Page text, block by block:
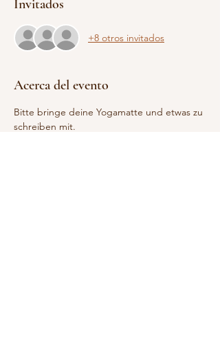
Invitados
+8 otros invitados
Acerca del evento
Bitte bringe deine Yogamatte und etwas zu
schreiben mit.